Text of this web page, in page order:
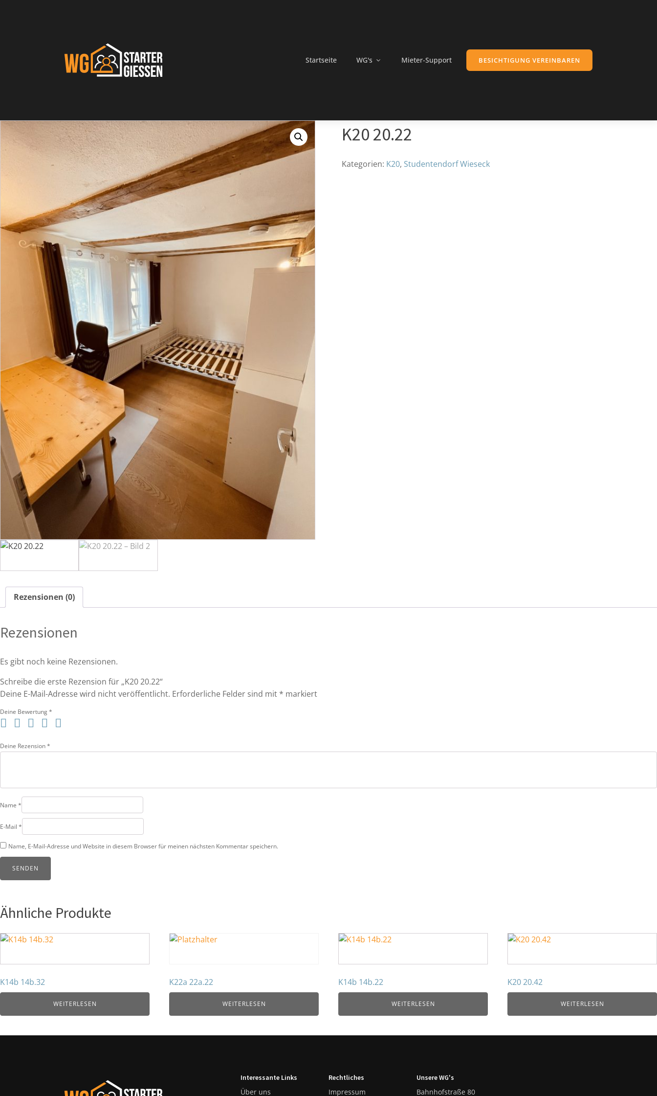
Startseite WG's Mieter-Support BESICHTIGUNG VEREINBAREN
K20 20.22
Kategorien: K20, Studentendorf Wieseck
Rezensionen (0)
Rezensionen
Es gibt noch keine Rezensionen.
Schreibe die erste Rezension für „K20 20.22“
Deine E-Mail-Adresse wird nicht veröffentlicht. Erforderliche Felder sind mit * markiert
Deine Bewertung*
Deine Rezension*
Name *
E-Mail *
Name, E-Mail-Adresse und Website in diesem Browser für meinen nächsten Kommentar speichern.
Ähnliche Produkte
K14b 14b.32
WEITERLESEN
K22a 22a.22
WEITERLESEN
K14b 14b.22
WEITERLESEN
K20 20.42
WEITERLESEN
Interessante Links
Über uns
Rechtliches
Impressum
Unsere WG's
Bahnhofstraße 80